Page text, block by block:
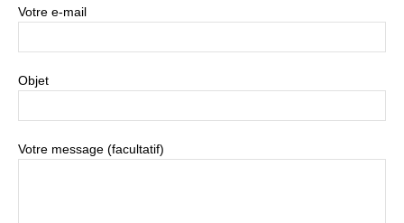
Votre e-mail
Objet
Votre message (facultatif)